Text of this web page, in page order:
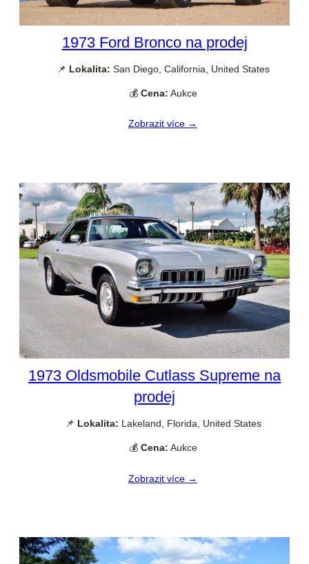
1973 Ford Bronco na prodej
📌 Lokalita: San Diego, California, United States
💰 Cena: Aukce
Zobrazit více →
1973 Oldsmobile Cutlass Supreme na
prodej
📌 Lokalita: Lakeland, Florida, United States
💰 Cena: Aukce
Zobrazit více →